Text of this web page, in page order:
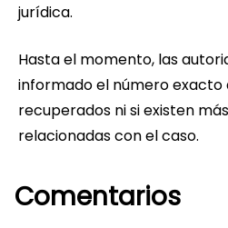
jurídica.
Hasta el momento, las
informado el número
recuperados ni si existen
relacionadas con el caso.
Comentarios